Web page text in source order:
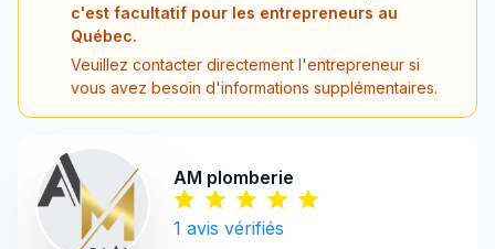
c'est facultatif pour les entrepreneurs au
Québec.
Veuillez contacter directement l'entrepreneur si
vous avez besoin d'informations supplémentaires.
AM plomberie
1 avis vérifiés